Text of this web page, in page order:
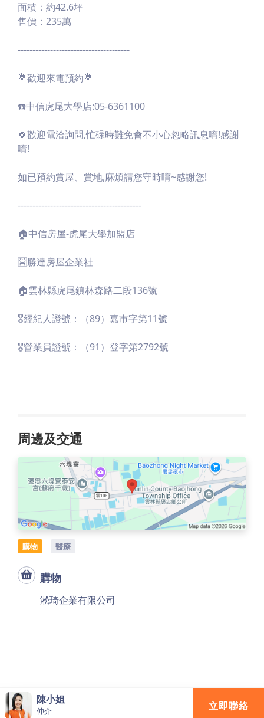
面積：約42.6坪
售價：235萬
--------------------------------------
💐歡迎來電預約💐
☎️中信虎尾大學店:05-6361100
🍀歡迎電洽詢問,忙碌時難免會不小心忽略訊息唷!感謝
唷!
如已預約賞屋、賞地,麻煩請您守時唷~感謝您!
------------------------------------------
🏠中信房屋-虎尾大學加盟店
🈺️勝達房屋企業社
🏠雲林縣虎尾鎮林森路二段136號
🎖經紀人證號：（89）嘉市字第11號
🎖營業員證號：（91）登字第2792號
周邊及交通
購物 醫療
購物
淞琦企業有限公司
陳小姐
仲介 立即聯絡